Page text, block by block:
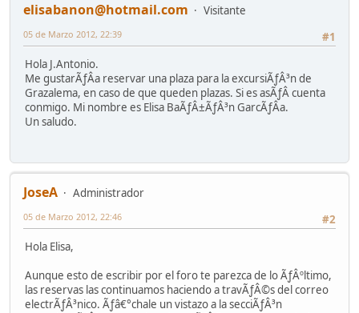
elisabanon@hotmail.com
Visitante
#1
05 de Marzo 2012, 22:39
Hola J.Antonio.
Me gustarÃƒÂ­a reservar una plaza para la excursiÃƒÂ³n de
Grazalema, en caso de que queden plazas. Si es asÃƒÂ­ cuenta
conmigo. Mi nombre es Elisa BaÃƒÂ±ÃƒÂ³n GarcÃƒÂ­a.
Un saludo.
JoseA
Administrador
#2
05 de Marzo 2012, 22:46
Hola Elisa,
Aunque esto de escribir por el foro te parezca de lo ÃƒÂºltimo,
las reservas las continuamos haciendo a travÃƒÂ©s del correo
electrÃƒÂ³nico. Ãƒâ€°chale un vistazo a la secciÃƒÂ³n